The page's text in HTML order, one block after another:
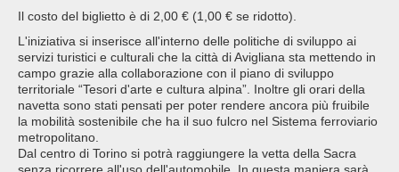
Il costo del biglietto è di 2,00 € (1,00 € se ridotto).
L'iniziativa si inserisce all'interno delle politiche di sviluppo ai
servizi turistici e culturali che la città di Avigliana sta mettendo in
campo grazie alla collaborazione con il piano di sviluppo
territoriale “Tesori d'arte e cultura alpina”. Inoltre gli orari della
navetta sono stati pensati per poter rendere ancora più fruibile
la mobilità sostenibile che ha il suo fulcro nel Sistema ferroviario
metropolitano.
Dal centro di Torino si potrà raggiungere la vetta della Sacra